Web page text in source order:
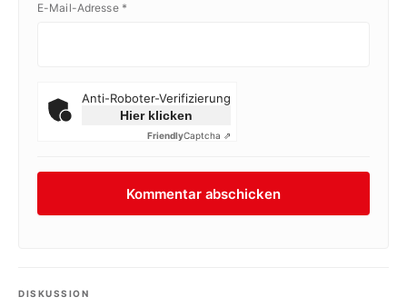
E-Mail-Adresse *
Anti-Roboter-Verifizierung
Hier klicken
FriendlyCaptcha ⇗
DISKUSSION